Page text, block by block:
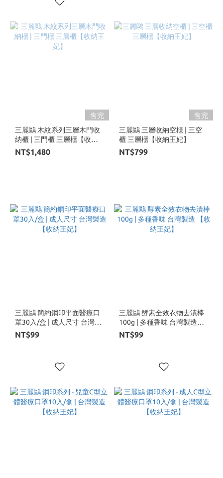
售完
三麗鷗 木紋系列三層木門收
納櫃 | 三門櫃 三層櫃【收納
王妃】
NT$1,480
售完
三麗鷗 三層收納空櫃 | 三空
櫃 三層櫃【收納王妃】
NT$799
三麗鷗 簡約鋼印平面醫療口
罩30入/盒 | 成人尺寸 台灣製
造 【收納王妃】
NT$99
三麗鷗 酵素全效衣物去漬棒
100g | 多種香味 台灣製造
【收納王妃】
NT$99